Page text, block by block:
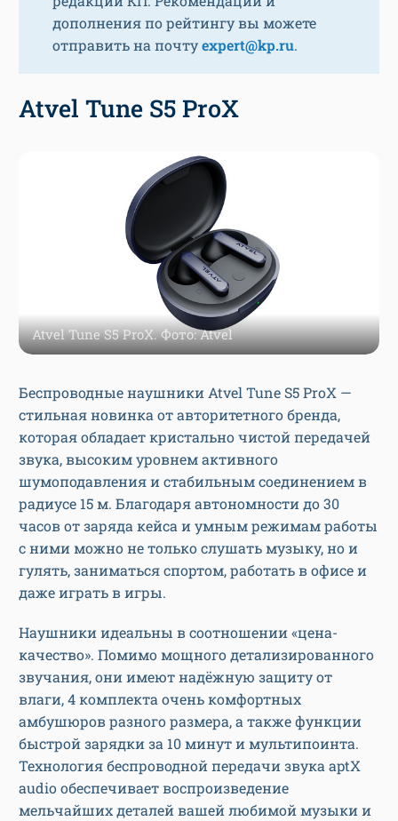
дополнения по рейтингу вы можете
отправить на почтуexpert@kp.ru.
Atvel Tune S5 ProX
Atvel Tune S5 ProX. Фото: Atvel
Беспроводные наушники Atvel Tune S5 ProX —
стильная новинка от авторитетного бренда,
которая обладает кристально чистой передачей
звука, высоким уровнем активного
шумоподавления и стабильным соединением в
радиусе 15 м. Благодаря автономности до 30
часов от заряда кейса и умным режимам работы
с ними можно не только слушать музыку, но и
гулять, заниматься спортом, работать в офисе и
даже играть в игры.
Наушники идеальны в соотношении «цена-
качество». Помимо мощного детализированного
звучания, они имеют надёжную защиту от
влаги, 4 комплекта очень комфортных
амбушюров разного размера, а также функции
быстрой зарядки за 10 минут и мультипоинта.
Технология беспроводной передачи звука aptX
audio обеспечивает воспроизведение
мельчайших деталей вашей любимой музыки и